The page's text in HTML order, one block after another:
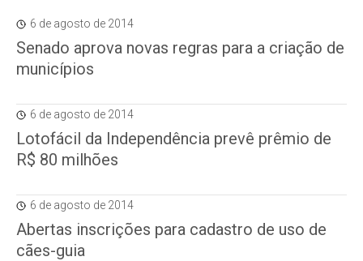
6 de agosto de 2014
Senado aprova novas regras para a criação de
municípios
6 de agosto de 2014
Lotofácil da Independência prevê prêmio de
R$ 80 milhões
6 de agosto de 2014
Abertas inscrições para cadastro de uso de
cães-guia